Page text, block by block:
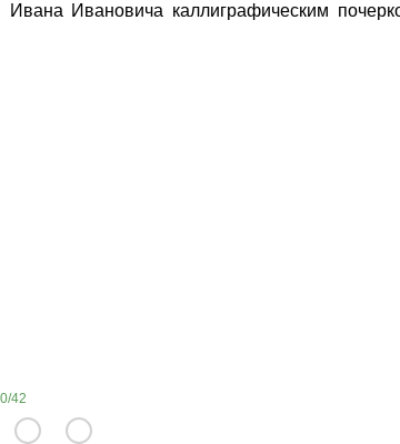
Ивана Ивановича каллиграфическим
42